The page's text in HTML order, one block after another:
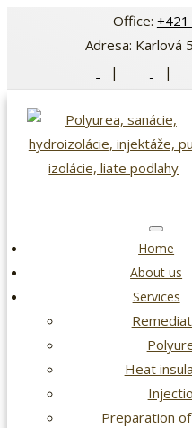
Office:
Adresa:
|
|
Home
About us
Services
Heat
Preparation